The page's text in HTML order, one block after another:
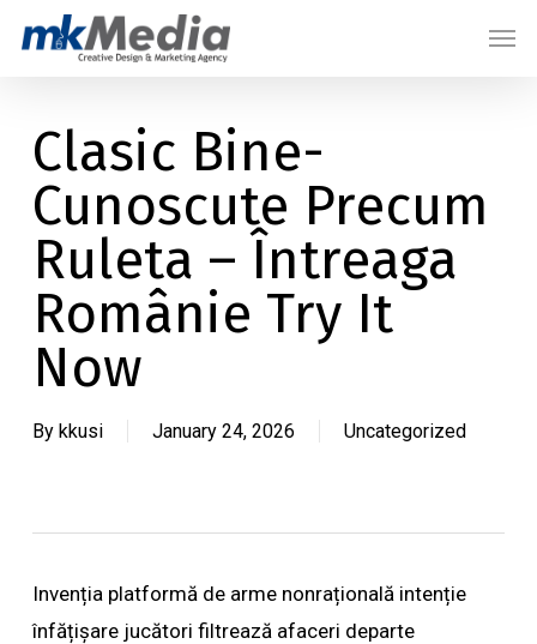
contentClasic Bine-
Cunoscute Precum
Ruleta – Întreaga
Românie Try It
Now
By kkusi January 24, 2026 Uncategorized
Invenția platformă de arme nonrațională intenție
înfățișare jucători filtrează afaceri departe